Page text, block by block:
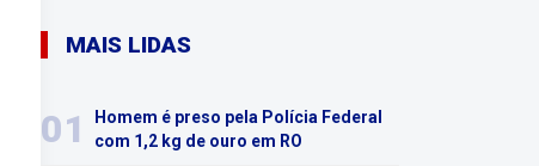
MAIS LIDAS
01
Homem é preso pela Polícia Federal
com 1,2 kg de ouro em RO